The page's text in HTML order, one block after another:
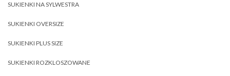
SUKIENKI NA SYLWESTRA
SUKIENKI OVERSIZE
SUKIENKI PLUS SIZE
SUKIENKI ROZKLOSZOWANE